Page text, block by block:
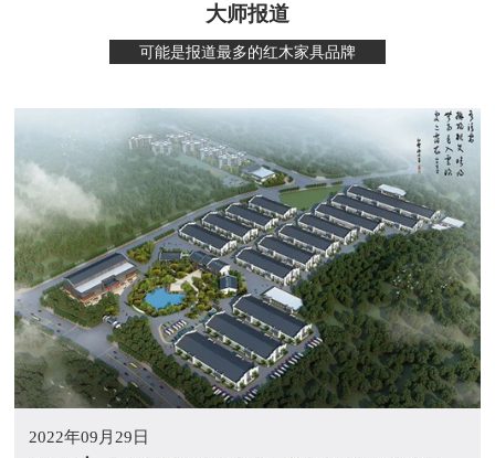
大师报道
可能是报道最多的红木家具品牌
2022年09月29日